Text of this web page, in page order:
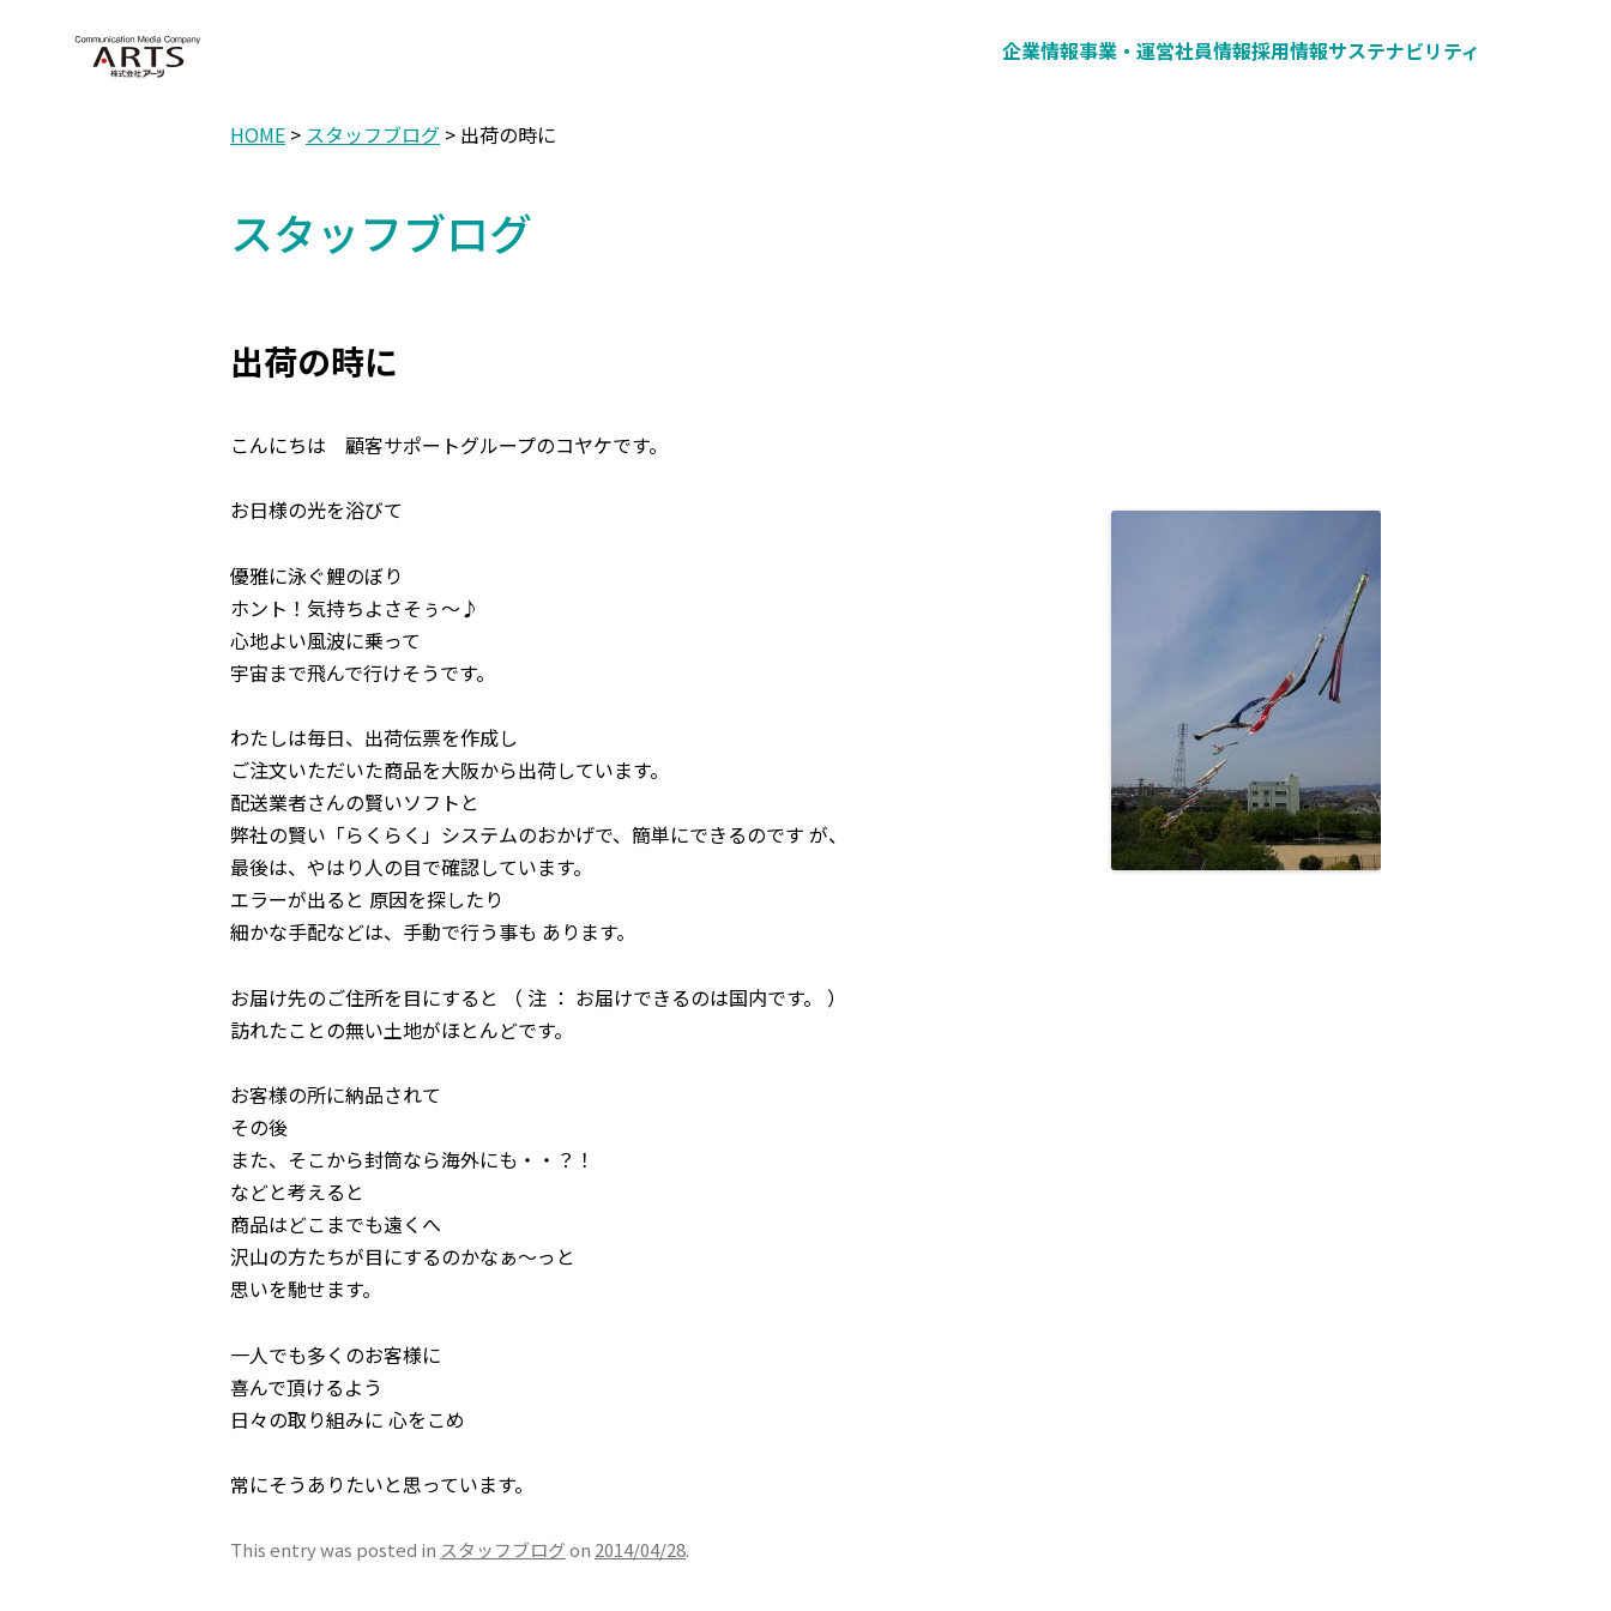
企業情報事業・運営社員情報採用情報サステナビリティ
HOME > スタッフブログ > 出荷の時に
スタッフブログ
出荷の時に
こんにちは 顧客サポートグループのコヤケです。
お日様の光を浴びて
優雅に泳ぐ鯉のぼり
ホント！気持ちよさそぅ～♪
心地よい風波に乗って
宇宙まで飛んで行けそうです。
わたしは毎日、出荷伝票を作成し
ご注文いただいた商品を大阪から出荷しています。
配送業者さんの賢いソフトと
弊社の賢い「らくらく」システムのおかげで、簡単にできるのです が、
最後は、やはり人の目で確認しています。
エラーが出ると 原因を探したり
細かな手配などは、手動で行う事も あります。
お届け先のご住所を目にすると （ 注 ： お届けできるのは国内です。 ）
訪れたことの無い土地がほとんどです。
お客様の所に納品されて
その後
また、そこから封筒なら海外にも・・？！
などと考えると
商品はどこまでも遠くへ
沢山の方たちが目にするのかなぁ～っと
思いを馳せます。
一人でも多くのお客様に
喜んで頂けるよう
日々の取り組みに 心をこめ
常にそうありたいと思っています。
This entry was posted in スタッフブログon 2014/04/28.